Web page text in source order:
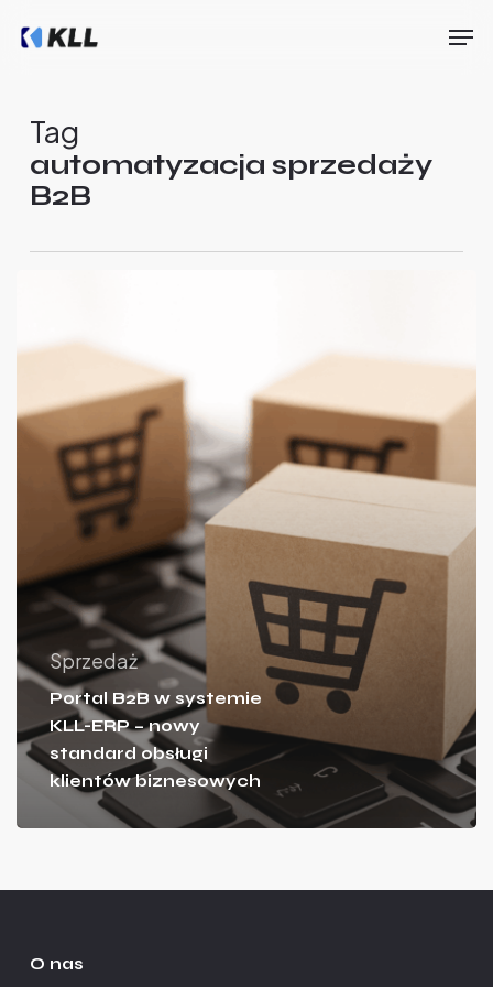
Tag
automatyzacja sprzedaży
B2B
Sprzedaż
Portal B2B w systemie
KLL-ERP – nowy
standard obsługi
klientów biznesowych
O nas